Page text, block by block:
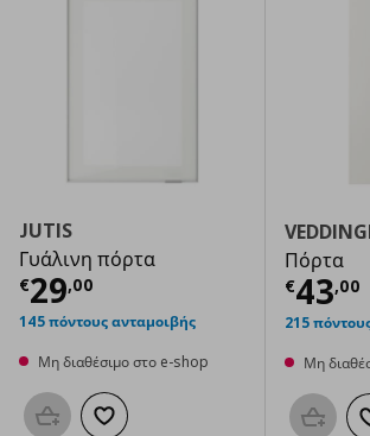
JUTIS
Γυάλινη πόρτα
€29,00
Τρέχουσα τιμή € 29,00
145 πόντους ανταμοιβής
Μη διαθέσιμο στο e-shop
Προσθήκη στο καλάθι
Προσθήκη στα αγαπημένα
Πόρτα
€43,00
215
Μη